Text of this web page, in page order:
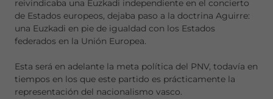
reivindicaba una Euzkadi independiente en el concierto
de Estados europeos, dejaba paso a la doctrina Aguirre:
una Euzkadi en pie de igualdad con los Estados
federados en la Unión Europea.
Esta será en adelante la meta política del PNV, todavía en
tiempos en los que este partido es prácticamente la
representación del nacionalismo vasco.